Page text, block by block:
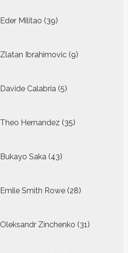
Eder Militao 39
producten
Zlatan Ibrahimovic 9
producten
Davide Calabria 5
producten
Theo Hernandez 35
producten
Bukayo Saka 43
producten
Emile Smith Rowe 28
producten
Oleksandr Zinchenko 31
producten